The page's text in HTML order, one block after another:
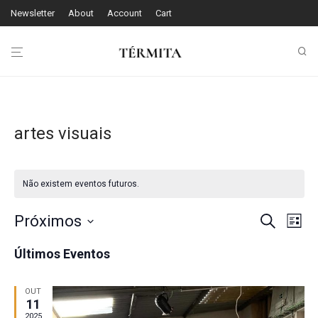
Newsletter About Account Cart
artes visuais
Não existem eventos futuros.
e
Pesquisar
de
Lista
Próximos
a
Últimos Eventos
OUT
11